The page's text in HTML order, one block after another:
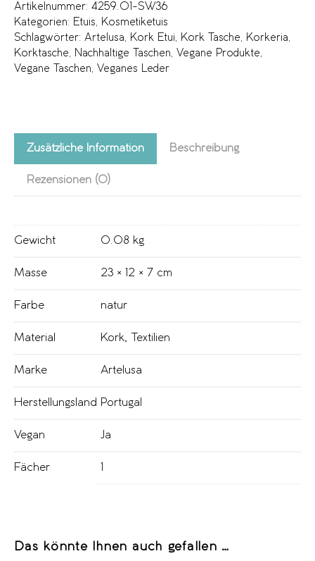
Artikelnummer: 4259.01-SW36
Kategorien: Etuis, Kosmetiketuis
Schlagwörter: Artelusa, Kork Etui, Kork Tasche, Korkeria,
Korktasche, Nachhaltige Taschen, Vegane Produkte,
Vegane Taschen, Veganes Leder
Zusätzliche Information Beschreibung
Rezensionen (0)
Gewicht 0.08 kg
Masse 23 × 12 × 7 cm
Farbe natur
Material Kork, Textilien
Marke Artelusa
Herstellungsland Portugal
Vegan Ja
Fächer
Das könnte Ihnen auch gefallen …